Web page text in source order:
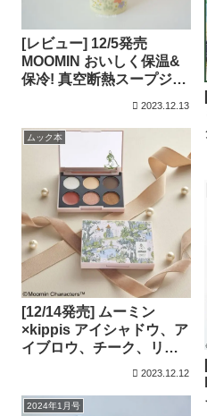
[レビュー] 12/5発売
MOOMIN おいしく保温&
保冷! 真空断熱スープジャ
2023.12.13
ムック本
[12/14発売] ムーミン
×kippis アイシャドウ、ア
イブロウ、チーク、リッ
afternoon ver.
2023.12.12
2024年1月号